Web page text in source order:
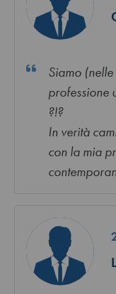
Siamo
professione
?!?
In verità
con la mia